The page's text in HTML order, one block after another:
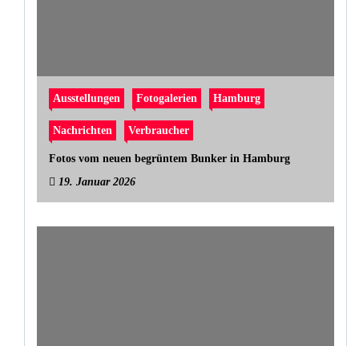
Ausstellungen Fotogalerien Hamburg
Nachrichten Verbraucher
Fotos vom neuen begrüntem Bunker in Hamburg
19. Januar 2026